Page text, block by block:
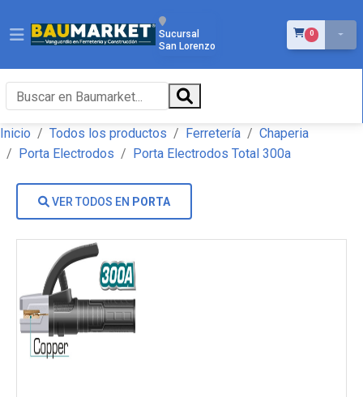
Sucursal
San Lorenzo
0ÍTEMS EN EL
Inicio Todos los productos Ferretería
Chaperia
Porta Electrodos
Porta Electrodos Total 300a
VER TODOS EN PORTA